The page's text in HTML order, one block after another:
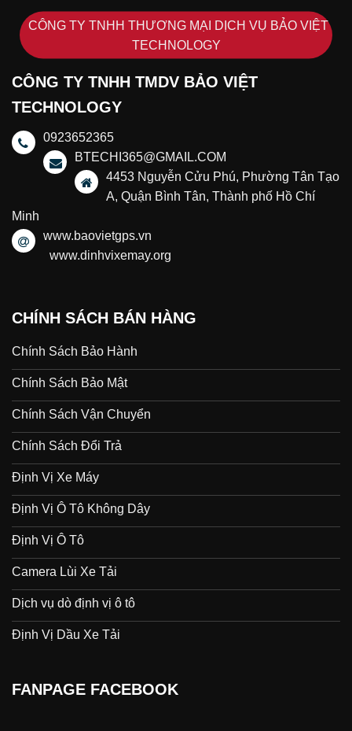
CÔNG TY TNHH THƯƠNG MẠI DỊCH VỤ BẢO VIỆT
TECHNOLOGY
CÔNG TY TNHH TMDV BẢO VIỆT
TECHNOLOGY
0923652365
BTECHI365@GMAIL.COM
4453 Nguyễn Cửu Phú, Phường Tân Tạo
A, Quận Bình Tân, Thành phố Hồ Chí
Minh
www.baovietgps.vn
www.dinhvixemay.org
CHÍNH SÁCH BÁN HÀNG
Chính Sách Bảo Hành
Chính Sách Bảo Mật
Chính Sách Vận Chuyển
Chính Sách Đổi Trả
Định Vị Xe Máy
Định Vị Ô Tô Không Dây
Định Vị Ô Tô
Camera Lùi Xe Tải
Dịch vụ dò định vị ô tô
Định Vị Dầu Xe Tải
FANPAGE FACEBOOK